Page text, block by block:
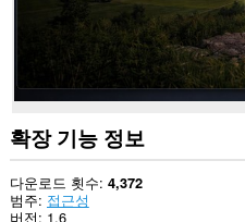
스
할
수
있
습
니
다.
확장 기능 정보
다운로드 횟수 4,372
범주 접근성
버전 1.6